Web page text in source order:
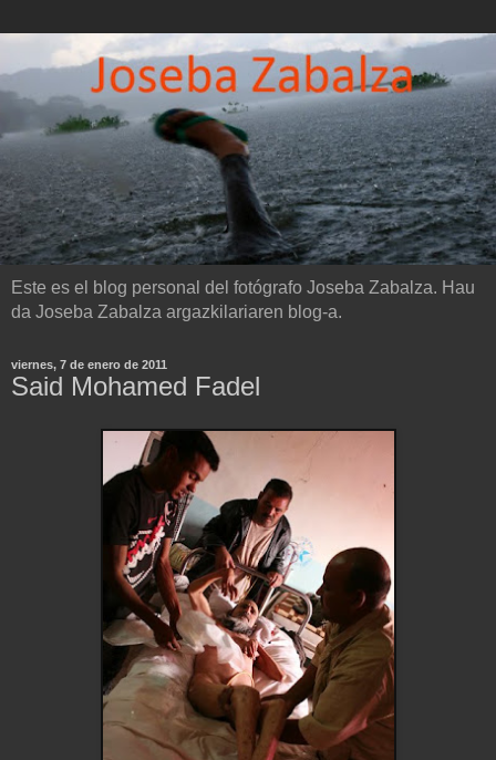
Este es el blog personal del fotógrafo Joseba Zabalza. Hau
da Joseba Zabalza argazkilariaren blog-a.
viernes, 7 de enero de 2011
Said Mohamed Fadel